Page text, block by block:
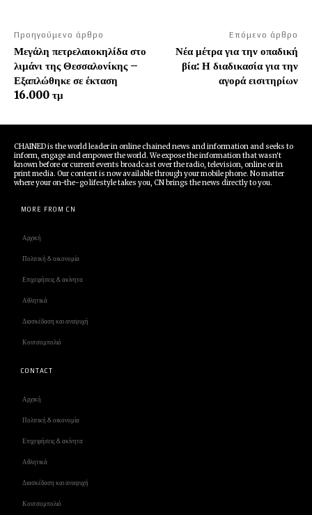
Προηγούμενο άρθρο
Μεγάλη πετρελαιοκηλίδα στο
λιμάνι της Θεσσαλονίκης –
Εξαπλώθηκε σε έκταση
16.000 τμ
Επόμενο άρθρο
Νέα μέτρα για την οπαδική
βία: Η διαδικασία για την
αγορά εισιτηρίων
CHAINED is the world leader in online chained news and information and seeks to
inform, engage and empower the world. We expose the information that wasn't
known before or current events broadcast over the radio, television, online or in
print media. Our content is now available through your mobile phone. No matter
where your on-the-go lifestyle takes you, CN brings the news directly to you.
MORE FROM CN
Αρχική
Πολιτική & οικονομία
Επιχειρήσεις & ακίνητα
Αθλητικά
Διασκέδαση και αναψυχή
Κουτσομπολιό
CONTACT
Αρχική
Πολιτική & οικονομία
Επιχειρήσεις & ακίνητα
Αθλητικά
Διασκέδαση και αναψυχή
Κουτσομπολιό